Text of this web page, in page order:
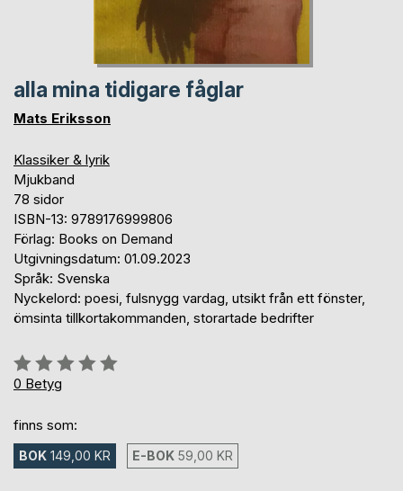
alla mina tidigare fåglar
Mats Eriksson
Klassiker & lyrik
Mjukband
78 sidor
ISBN-13: 9789176999806
Förlag: Books on Demand
Utgivningsdatum: 01.09.2023
Språk: Svenska
Nyckelord: poesi, fulsnygg vardag, utsikt från ett fönster,
ömsinta tillkortakommanden, storartade bedrifter
Betyg::
0%
0 Betyg
finns som:
BOK 149,00 KR E-BOK 59,00 KR